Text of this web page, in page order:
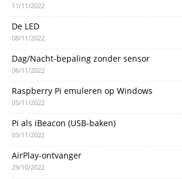
11/11/2022
De LED
08/11/2022
Dag/Nacht-bepaling zonder sensor
06/11/2022
Raspberry Pi emuleren op Windows
05/11/2022
Pi als iBeacon (USB-baken)
03/11/2022
AirPlay-ontvanger
29/10/2022